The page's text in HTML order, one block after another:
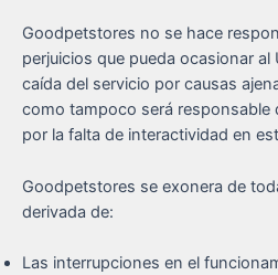
Goodpetstores no se hace
perjuicios que pueda ocasionar al
caída del servicio por causas
como tampoco será responsable
por la falta de interactividad en
Goodpetstores se exonera de
derivada de:
Las interrupciones en el